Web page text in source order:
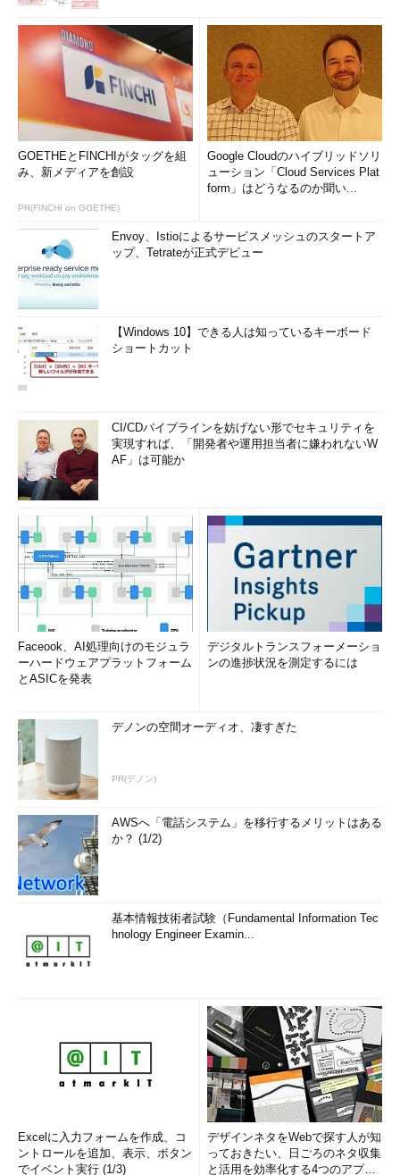
GOETHEとFINCHIがタッグを組
み、新メディアを創設
PR(FINCHI on GOETHE)
Google Cloudのハイブリッドソリ
ューション「Cloud Services Plat
form」はどうなるのか聞い...
Envoy、Istioによるサービスメッシュのスタートア
ップ、Tetrateが正式デビュー
【Windows 10】できる人は知っているキーボード
ショートカット
CI/CDパイプラインを妨げない形でセキュリティを
実現すれば、「開発者や運用担当者に嫌われないW
AF」は可能か
Faceook、AI処理向けのモジュラ
ーハードウェアプラットフォーム
とASICを発表
デジタルトランスフォーメーショ
ンの進捗状況を測定するには
デノンの空間オーディオ、凄すぎた
PR(デノン)
AWSへ「電話システム」を移行するメリットはある
か？ (1/2)
基本情報技術者試験（Fundamental Information Tec
hnology Engineer Examin...
Excelに入力フォームを作成、コ
ントロールを追加、表示、ボタン
でイベント実行 (1/3)
デザインネタをWebで探す人が知
っておきたい、日ごろのネタ収集
と活用を効率化する4つのアプリ